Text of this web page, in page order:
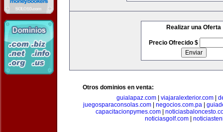
Realizar una Oferta
Precio Ofrecido $
Otros dominios en venta:
guialapaz.com
viajaralexterior.com
juegosparaconsolas.com| negocios.com.pa|
capacitacionpymes.com|
noticiasgolf.com|